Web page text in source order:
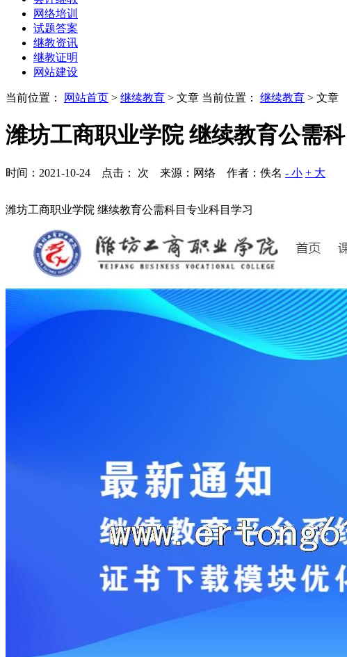
网络培训
试题答案
继教资讯
继教证明
网站建设
当前位置： 网站首页 > 继续教育 > 文章 当前位置： 继续教育 > 文章
潍坊工商职业学院 继续教育公需
时间：2021-10-24 点击： 次 来源：网络 作者：佚名 - 小 + 大
潍坊工商职业学院 继续教育公需科目专业科目学习